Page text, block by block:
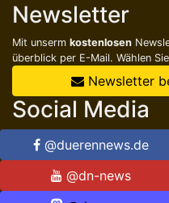
Newsletter
Mit unserm kostenlosen
überblick per E-Mail. Wählen
Newsletter
Social Media
@duerennews.de
@dn-news